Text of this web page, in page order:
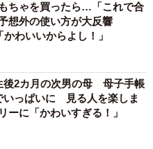
ちゃを買ったら…「これで合
想外の使い方が大反響
かわいいからよし！」
後2カ月の次男の母 母子手帳
いっぱいに 見る人を楽しま
ーに「かわいすぎる！」